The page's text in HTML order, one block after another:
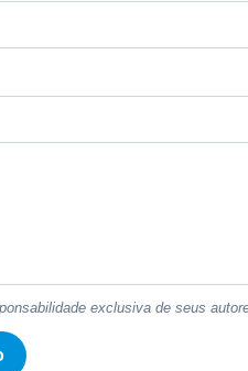
exclusiva de seus